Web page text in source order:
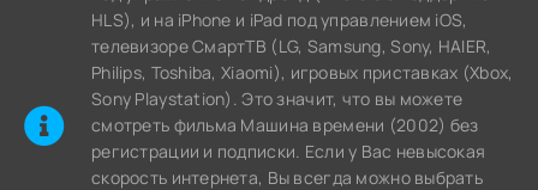
HLS), и на iPhone и iPad под управлением iOS,
телевизоре СмартТВ (LG, Samsung, Sony, HAIER,
Philips, Toshiba, Xiaomi), игровых приставках (Xbox,
Sony Playstation). Это значит, что вы можете
cмотреть фильма Машина времени (2002) без
регистрации и подписки. Если у Вас невысокая
скорость интернета, Вы всегда можно выбрать